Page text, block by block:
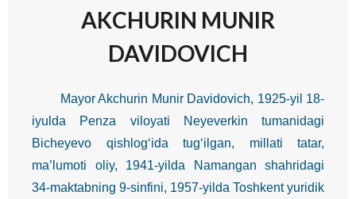
AKCHURIN MUNIR
DAVIDOVICH
Mayor Akchurin Munir Davidovich, 1925-yil 18-
iyulda Penza viloyati Neyeverkin tumanidagi
Bicheyevo qishlog‘ida tug‘ilgan, millati tatar,
ma’lumoti oliy, 1941-yilda Namangan shahridagi
34-maktabning 9-sinfini, 1957-yilda Toshkent yuridik